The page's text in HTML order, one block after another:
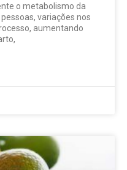
o metabolismo da
variações nos
aumentando